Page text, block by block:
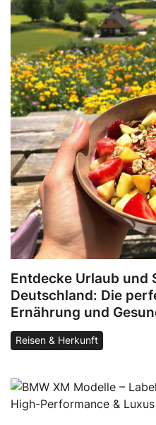
Entdecke Urlaub und
Deutschland: Die
Ernährung und
Reisen & Herkunft